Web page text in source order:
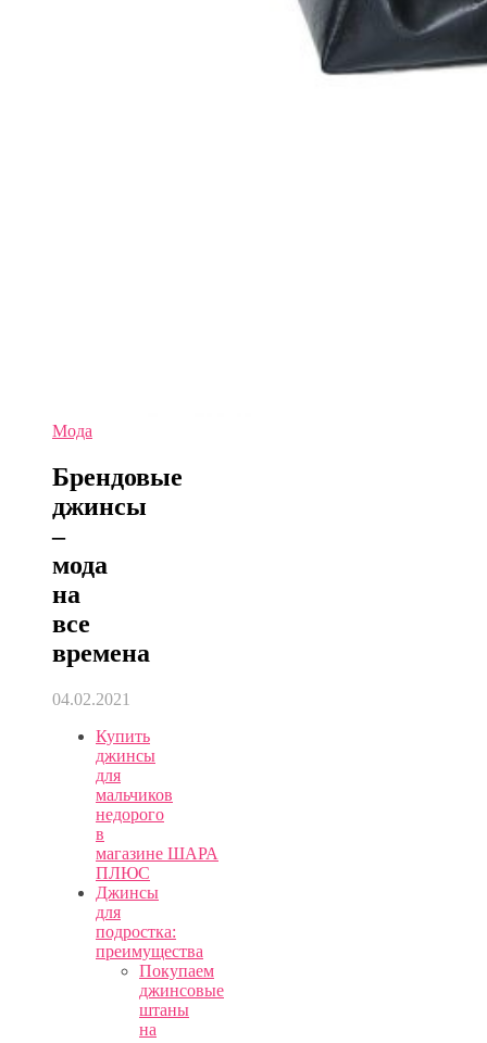
Мода
Брендовые
джинсы
–
мода
на
все
времена
04.02.2021
Купить
джинсы
для
мальчиков
недорого
в
магазине ШАРА
ПЛЮС
Джинсы
для
подростка:
преимущества
Покупаем
джинсовые
штаны
на